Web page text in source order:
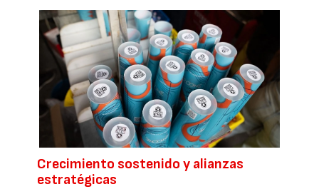
Crecimiento sostenido y alianzas
estratégicas